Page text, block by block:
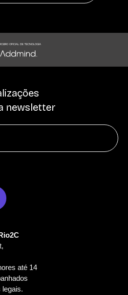
OFICIAL DE TECNOLOGIA
newsletter
até 14
legais.